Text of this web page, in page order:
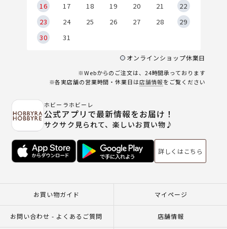
16
17 18 19 20 21
22
23
24 25 26 27 28
29
30
31
オンラインショップ休業日
※Webからのご注文は、24時間承っております
※各実店舗の営業時間・休業日は店舗情報をご覧ください
ホビーラホビーレ
公式アプリで最新情報をお届け！
サクサク見られて、楽しいお買い物♪
詳しくはこちら
お買い物ガイド マイページ
お問い合わせ - よくあるご質問 店舗情報